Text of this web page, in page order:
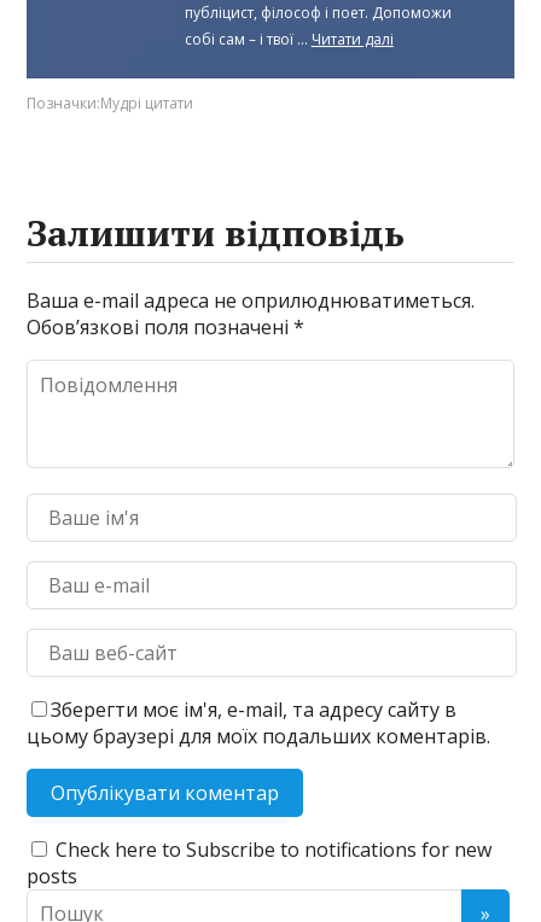
публіцист, філософ і поет. Допоможи
собі сам – і твої ... Читати далі
Позначки:Мудрі цитати
Залишити відповідь
Ваша e-mail адреса не оприлюднюватиметься.
Обов’язкові поля позначені*
Зберегти моє ім'я, e-mail, та адресу сайту в
цьому браузері для моїх подальших коментарів.
Check here to Subscribe to notifications for new
posts